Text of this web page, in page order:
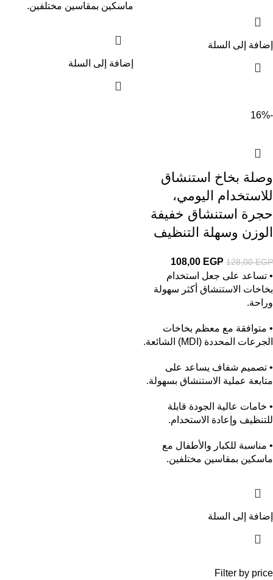
Filter by price
إضافة إلى السلة
ماسكين بمقاسين مختلفين.
إضافة إلى السلة
-16%
وصلة بخاخ استنشاق
للاستخدام اليومي،
حجرة استنشاق خفيفة
الوزن وسهلة التنظيف
128,00EGP
108,00 EGP
• تساعد على جعل استخدام
بخاخات الاستنشاق أكثر سهولة
وراحة.
• متوافقة مع معظم بخاخات
الجرعات المحددة (MDI) الشائعة.
• تصميم شفاف يساعد على
متابعة عملية الاستنشاق بسهولة.
• خامات عالية الجودة قابلة
للتنظيف وإعادة الاستخدام.
• مناسبة للكبار والأطفال مع
ماسكين بمقاسين مختلفين.
إضافة إلى السلة